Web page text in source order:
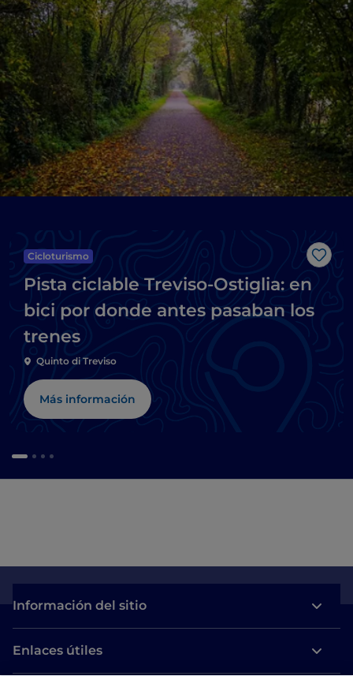
Me
Cicloturismo
Pista ciclable Treviso-Ostiglia: en
bici por donde antes pasaban los
trenes
Quinto di Treviso
Más información
Información del sitio
Enlaces útiles